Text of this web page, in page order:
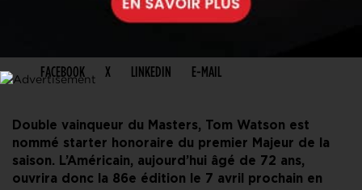
FACEBOOK X LINKEDIN E-MAIL
Double vainqueur du Masters, Tom Watson est
nommé starter honoraire du premier Majeur de la
saison. L’Américain, aujourd’hui âgé de 72 ans,
ouvrira donc la 86e édition le 7 avril prochain en